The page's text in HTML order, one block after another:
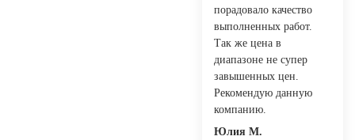
порадовало качество
выполненных работ.
Так же цена в
диапазоне не супер
завышенных цен.
Рекомендую данную
компанию.
Юлия М.